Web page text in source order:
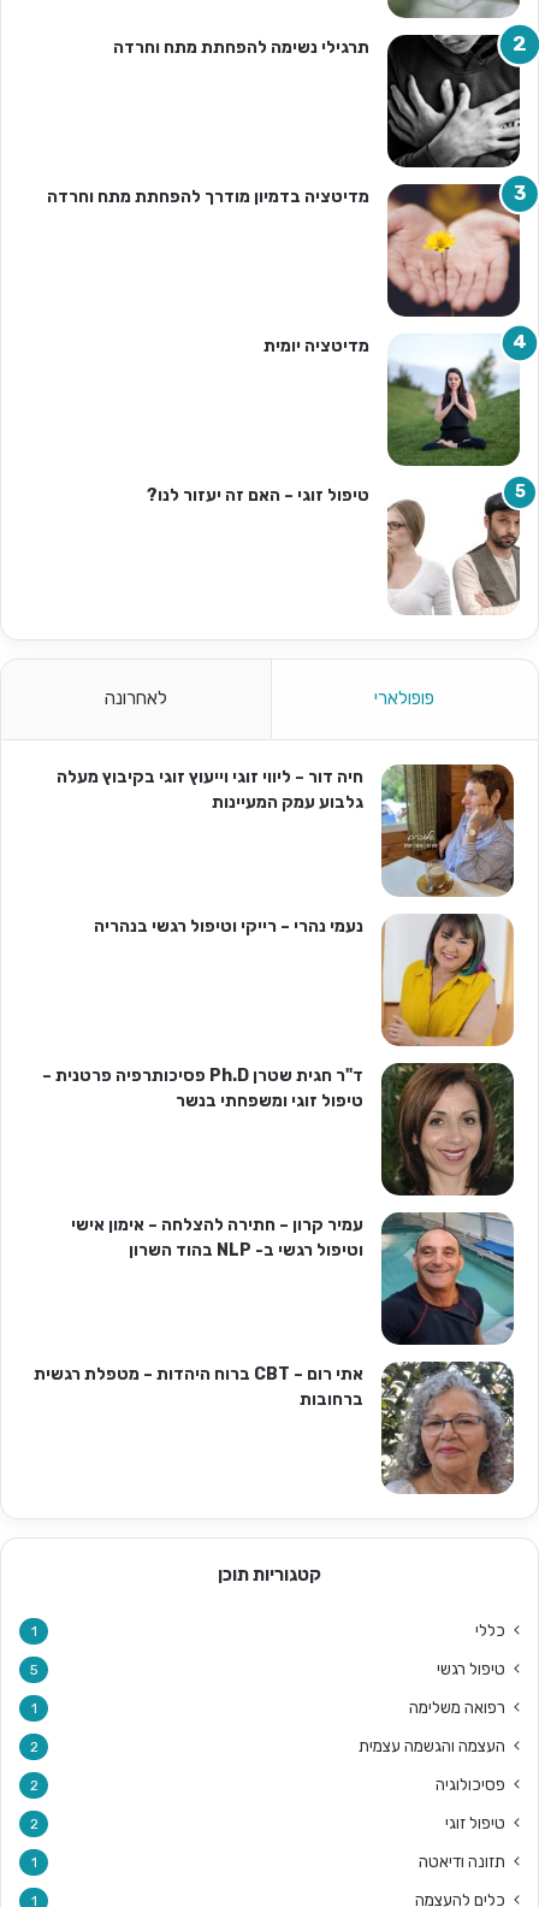
תרגילי נשימה להפחתת מתח וחרדה
מדיטציה בדמיון מודרך להפחתת מתח וחרדה
מדיטציה יומית
טיפול זוגי – האם זה יעזור לנו?
פופולארי לאחרונה
חיה דור – ליווי זוגי וייעוץ זוגי בקיבוץ מעלה
גלבוע עמק המעיינות
נעמי נהרי – רייקי וטיפול רגשי בנהריה
ד"ר חגית שטרן Ph.D פסיכותרפיה פרטנית –
טיפול זוגי ומשפחתי בנשר
עמיר קרון – חתירה להצלחה – אימון אישי
וטיפול רגשי ב- NLP בהוד השרון
אתי רום – CBT ברוח היהדות – מטפלת רגשית
ברחובות
קטגוריות תוכן
כללי 1
טיפול רגשי 5
רפואה משלימה 1
העצמה והגשמה עצמית 2
פסיכולוגיה 2
טיפול זוגי 2
תזונה ודיאטה 1
כלים להעצמה 1